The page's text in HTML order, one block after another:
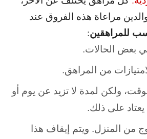
مراعاة هذه الفروق عند
للمراهقين:
بعض الحالات.
من المراهق.
ولكن لمدة لا تزيد عن يوم أو
على ذلك.
من المنزل. ويتم إيقاف هذا